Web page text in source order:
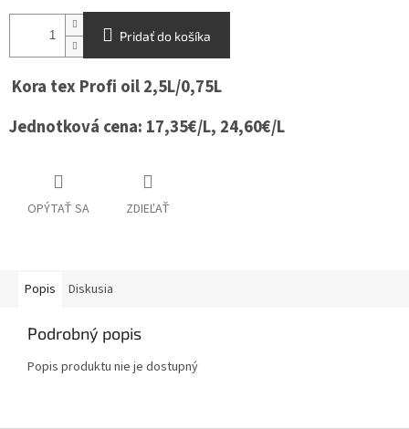
Pridať do košíka
Kora tex Profi oil 2,5L/0,75L
Jednotková cena: 17,35€/L, 24,60€/L
OPÝTAŤ SA ZDIEĽAŤ
Popis Diskusia
Podrobný popis
Popis produktu nie je dostupný